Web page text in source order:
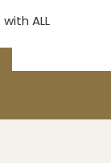
ALL